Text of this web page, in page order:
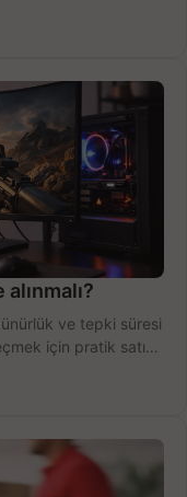
ve tepki süresi
için pratik satın